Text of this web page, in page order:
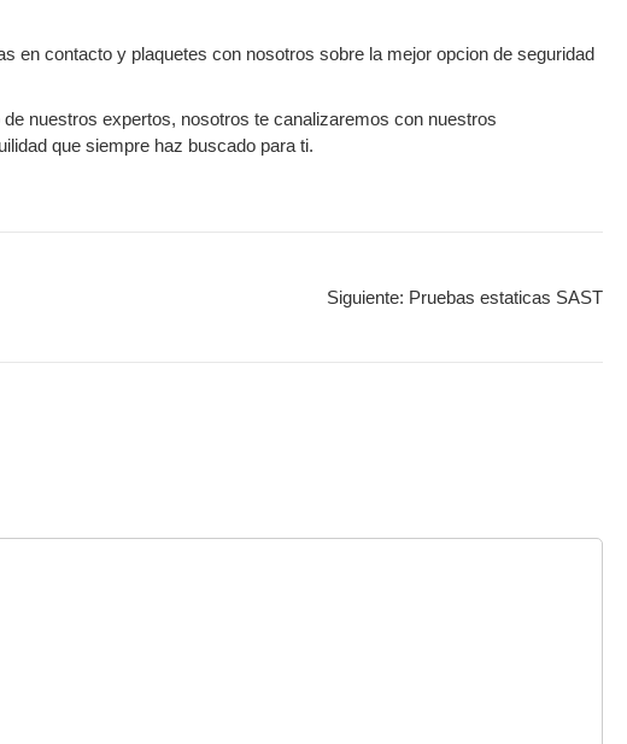
en contacto y plaquetes con nosotros sobre la mejor opcion de seguridad
nuestros expertos, nosotros te canalizaremos con nuestros
que siempre haz buscado para ti.
Siguiente: Pruebas estaticas SAST